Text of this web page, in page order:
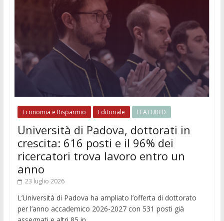
Economia e Risparmio Editoriale FEATURED
Università di Padova, dottorati in
crescita: 616 posti e il 96% dei
ricercatori trova lavoro entro un
anno
23 luglio 2026
L’Università di Padova ha ampliato l’offerta di dottorato
per l’anno accademico 2026-2027 con 531 posti già